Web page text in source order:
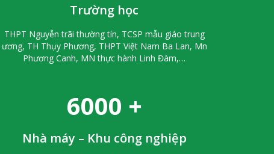
Trường học
THPT Nguyễn trãi thường tín, TCSP mẫu giáo trung
ương, TH Thụy Phương, THPT Việt Nam Ba Lan, Mn
Phương Canh, MN thực hành Linh Đàm,…
6000 +
Nhà máy – Khu công nghiệp
Thuốc Diệt Côn Trùng Map
Permethrin 55 EC